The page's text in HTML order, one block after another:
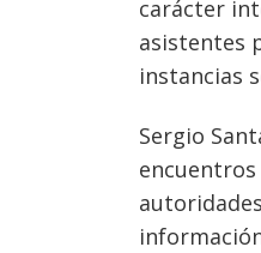
carácter
asistentes
instancias
Sergio